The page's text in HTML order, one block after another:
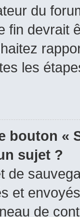
du
fin devrait
les
bouton «
sujet ?
de
et
de